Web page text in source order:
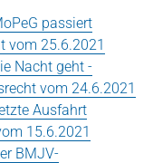
passiert
vom 25.6.2021
Nacht geht -
vom 24.6.2021
Ausfahrt
15.6.2021
BMJV-